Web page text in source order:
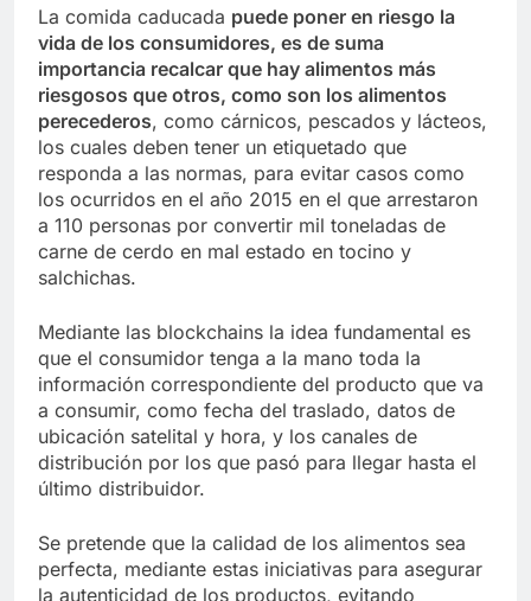
La comida caducada puede poner en riesgo la
vida de los consumidores, es de suma
importancia recalcar que hay alimentos más
riesgosos que otros, como son los alimentos
perecederos, como cárnicos, pescados y lácteos,
los cuales deben tener un etiquetado que
responda a las normas, para evitar casos como
los ocurridos en el año 2015 en el que arrestaron
a 110 personas por convertir mil toneladas de
carne de cerdo en mal estado en tocino y
salchichas.
Mediante las blockchains la idea fundamental es
que el consumidor tenga a la mano toda la
información correspondiente del producto que va
a consumir, como fecha del traslado, datos de
ubicación satelital y hora, y los canales de
distribución por los que pasó para llegar hasta el
último distribuidor.
Se pretende que la calidad de los alimentos sea
perfecta, mediante estas iniciativas para asegurar
la autenticidad de los productos, evitando